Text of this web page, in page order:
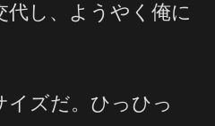
代し、ようやく俺に
イズだ。ひっひっ